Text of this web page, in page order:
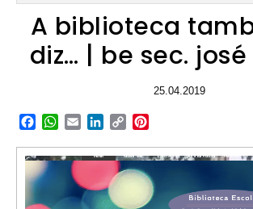
A biblioteca
diz… | be sec.
25.04.2019
Facebook
WhatsApp
EmailLinkedIn
Copy